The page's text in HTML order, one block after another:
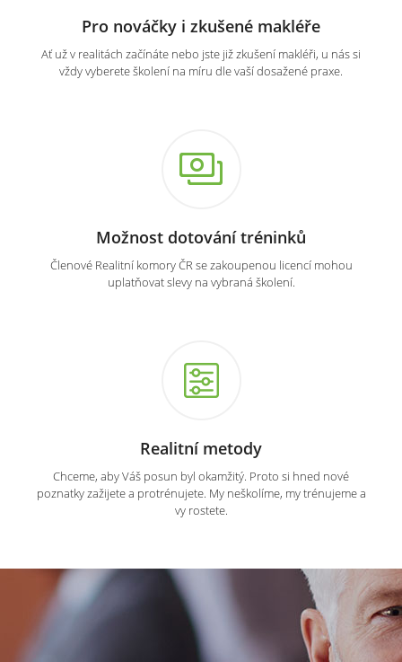
Pro nováčky i zkušené makléře
Ať už v realitách začínáte nebo jste již zkušení makléři, u nás si
vždy vyberete školení na míru dle vaší dosažené praxe.
Možnost dotování tréninků
Členové Realitní komory ČR se zakoupenou licencí mohou
uplatňovat slevy na vybraná školení.
Realitní metody
Chceme, aby Váš posun byl okamžitý. Proto si hned nové
poznatky zažijete a protrénujete. My neškolíme, my trénujeme a
vy rostete.